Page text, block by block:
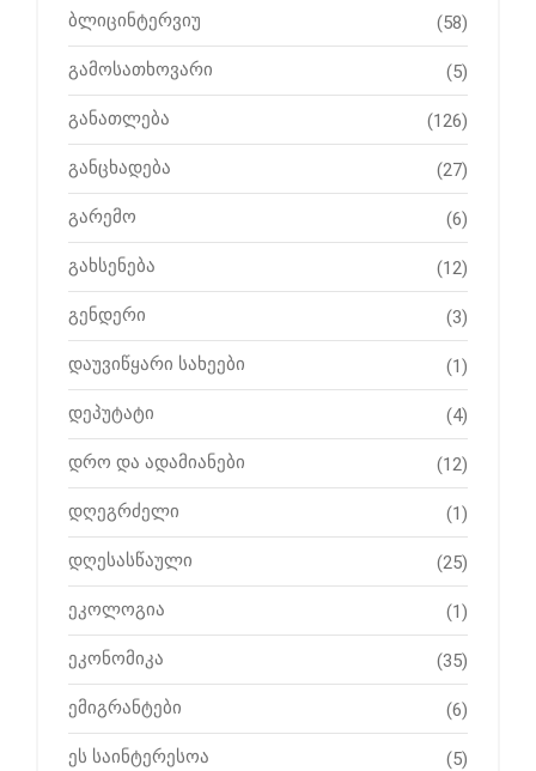
ბლიცინტერვიუ (58)
გამოსათხოვარი (5)
განათლება (126)
განცხადება (27)
გარემო (6)
გახსენება (12)
გენდერი (3)
დაუვიწყარი სახეები (1)
დეპუტატი (4)
დრო და ადამიანები (12)
დღეგრძელი (1)
დღესასწაული (25)
ეკოლოგია (1)
ეკონომიკა (35)
ემიგრანტები (6)
ეს საინტერესოა (5)